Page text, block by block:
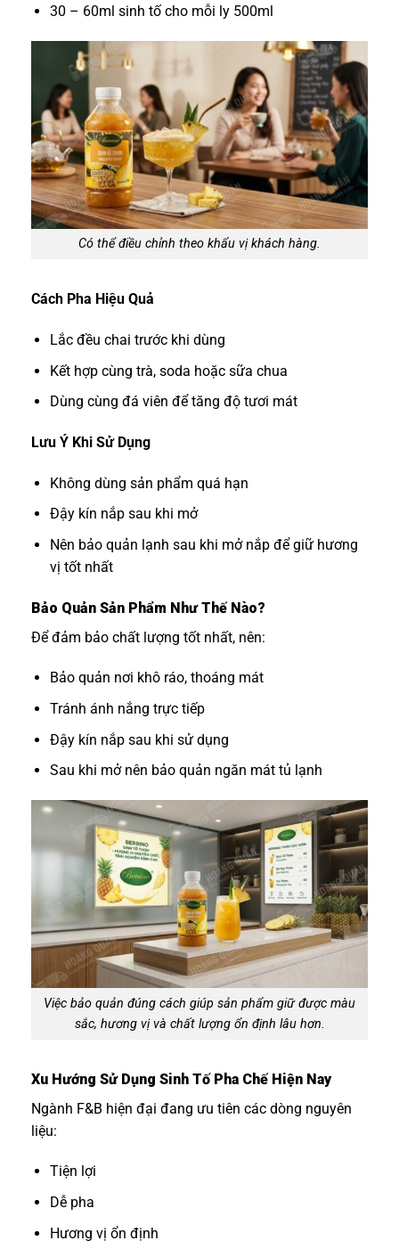
30 – 60ml sinh tố cho mỗi ly 500ml
Có thể điều chỉnh theo khẩu vị khách hàng.
Cách Pha Hiệu Quả
Lắc đều chai trước khi dùng
Kết hợp cùng trà, soda hoặc sữa chua
Dùng cùng đá viên để tăng độ tươi mát
Lưu Ý Khi Sử Dụng
Không dùng sản phẩm quá hạn
Đậy kín nắp sau khi mở
Nên bảo quản lạnh sau khi mở nắp để giữ hương
vị tốt nhất
Bảo Quản Sản Phẩm Như Thế Nào?
Để đảm bảo chất lượng tốt nhất, nên:
Bảo quản nơi khô ráo, thoáng mát
Tránh ánh nắng trực tiếp
Đậy kín nắp sau khi sử dụng
Sau khi mở nên bảo quản ngăn mát tủ lạnh
Việc bảo quản đúng cách giúp sản phẩm giữ được màu
sắc, hương vị và chất lượng ổn định lâu hơn.
Xu Hướng Sử Dụng Sinh Tố Pha Chế Hiện Nay
Ngành F&B hiện đại đang ưu tiên các dòng nguyên
liệu:
Tiện lợi
Dễ pha
Hương vị ổn định